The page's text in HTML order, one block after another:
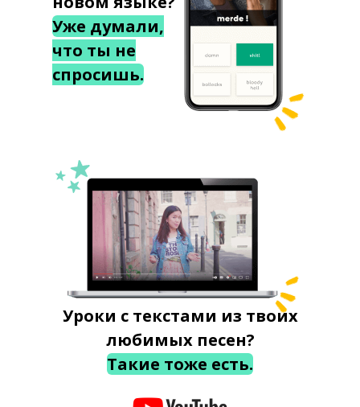
Уже думали,
что ты не
спросишь.
Уроки с текстами из твоих
любимых песен?
Такие тоже есть.